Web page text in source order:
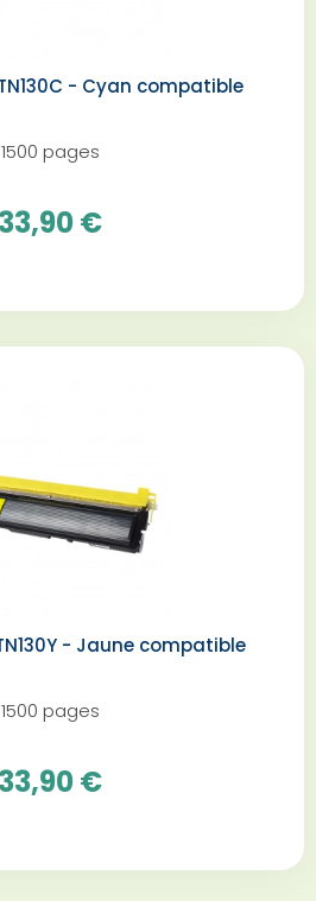
TN130C - Cyan compatible
1500 pages
33,90 €
TN130Y - Jaune compatible
1500 pages
33,90 €